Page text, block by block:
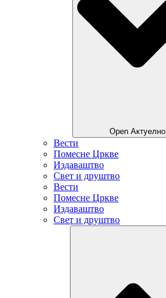
Open Актуелно
Вести
Помесне Цркве
Издаваштво
Свет и друштво
Вести
Помесне Цркве
Издаваштво
Свет и друштво